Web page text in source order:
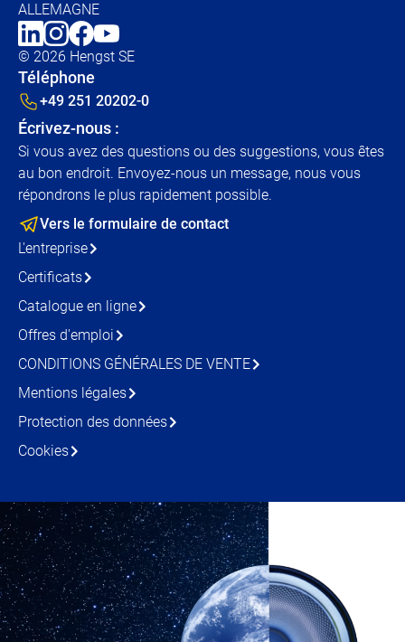
ALLEMAGNE
© 2026 Hengst SE
Téléphone
+49 251 20202-0
Écrivez-nous :
Si vous avez des questions ou des suggestions, vous êtes
au bon endroit. Envoyez-nous un message, nous vous
répondrons le plus rapidement possible.
Vers le formulaire de contact
L'entreprise
Certificats
Catalogue en ligne
Offres d'emploi
CONDITIONS GÉNÉRALES DE VENTE
Mentions légales
Protection des données
Cookies